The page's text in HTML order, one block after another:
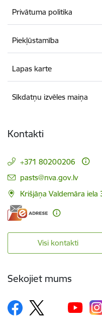
Privātuma politika
Piekļūstamība
Lapas karte
Sīkdatņu izvēles maiņa
Kontakti
+371 80200206
E-pasts:
pasts@nva.gov.lv
Krišjāņa Valdemāra iela
Visi kontakti
Sekojiet mums